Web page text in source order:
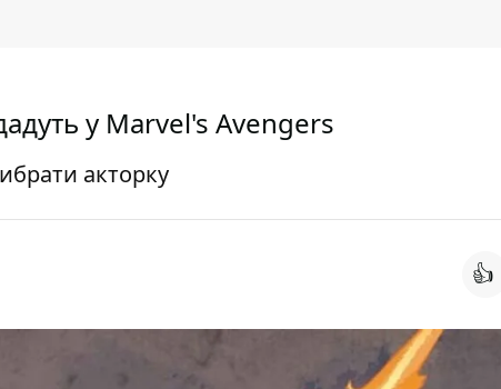
у Marvel's Avengers
акторку
👍